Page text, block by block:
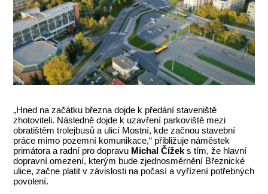
„Hned na začátku března dojde k předání staveniště
zhotoviteli. Následně dojde k uzavření parkoviště mezi
obratištěm trolejbusů a ulicí Mostní, kde začnou stavební
práce mimo pozemní komunikace,“ přibližuje náměstek
primátora a radní pro dopravu Michal Čížek s tím, že hlavní
dopravní omezení, kterým bude zjednosměrnění Březnické
ulice, začne platit v závislosti na počasí a vyřízení potřebných
povolení.